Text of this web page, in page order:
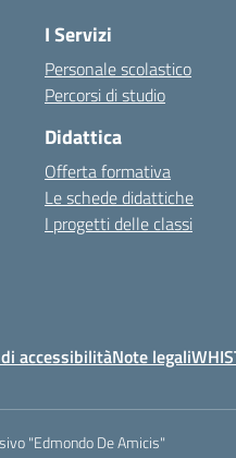
I Servizi
Personale scolastico
Percorsi di studio
Didattica
Offerta formativa
Le schede didattiche
I progetti delle classi
accessibilitàNote legali
"Edmondo De Amicis"